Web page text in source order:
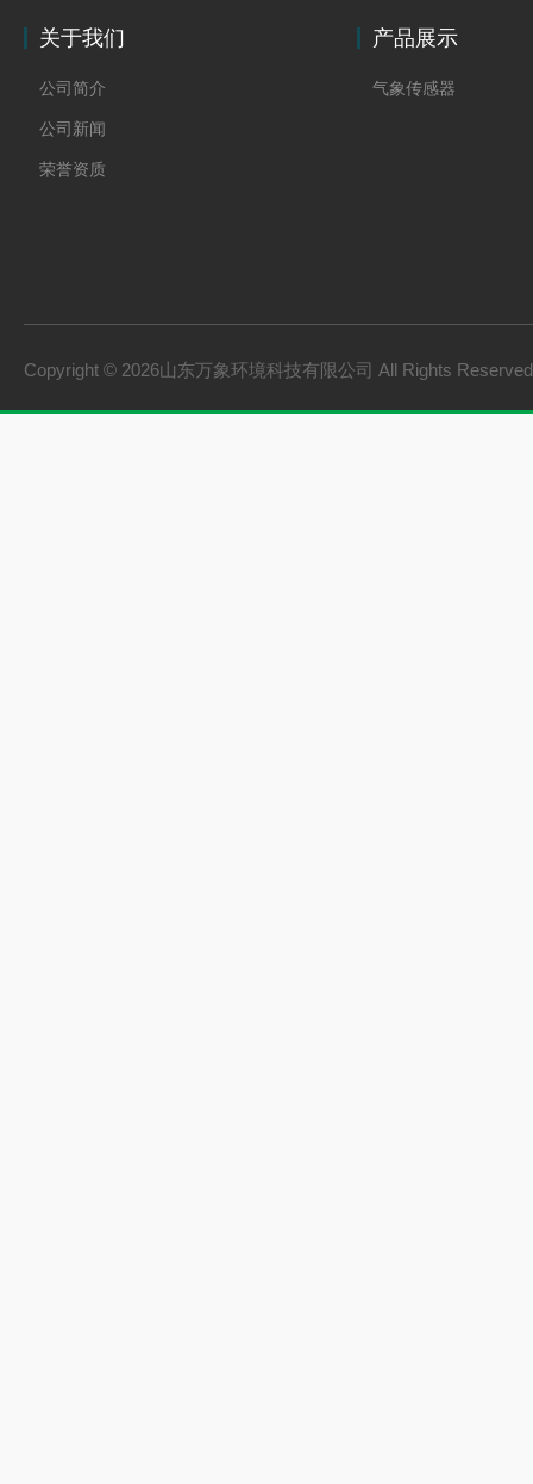
关于我们
公司简介
公司新闻
荣誉资质
产品展示
气象传感器
Copyright © 2026山东万象环境科技有限公司 All Rights